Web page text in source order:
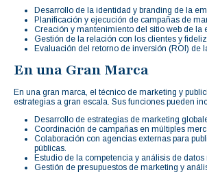
Desarrollo de la identidad y branding de la
Planificación y ejecución de campañas de
Creación y mantenimiento del sitio web de la
Gestión de la relación con los clientes y
Evaluación del retorno de inversión (ROI) de
En una Gran Marca
En una gran marca, el técnico de marketing y
estrategias a gran escala. Sus funciones pueden
Desarrollo de estrategias de marketing
Coordinación de campañas en múltiples
Colaboración con agencias externas para
públicas.
Estudio de la competencia y análisis de datos
Gestión de presupuestos de marketing y